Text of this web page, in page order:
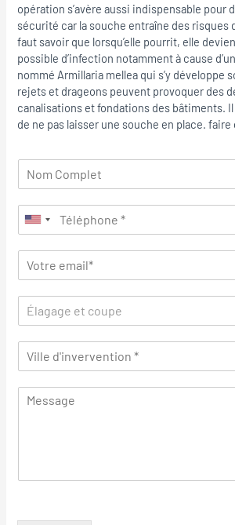
opération s’avère aussi indispensable pour
sécurité car la souche entraîne des risques
faut savoir que lorsqu’elle pourrit, elle
possible d’infection notamment à cause
nommé Armillaria mellea qui s’y développe
rejets et drageons peuvent provoquer des
canalisations et fondations des bâtiments.
de ne pas laisser une souche en place.
Élagage et coupe